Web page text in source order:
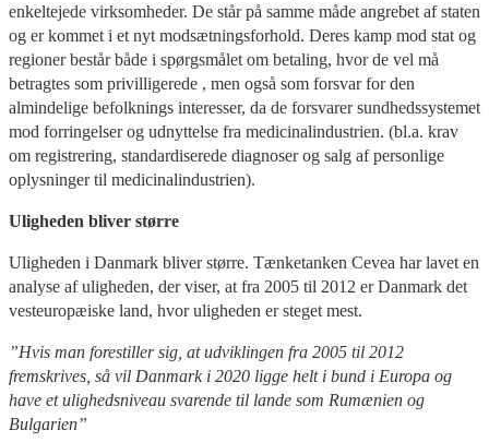
enkeltejede virksomheder. De står på samme måde angrebet af staten
og er kommet i et nyt modsætningsforhold. Deres kamp mod stat og
regioner består både i spørgsmålet om betaling, hvor de vel må
betragtes som privilligerede , men også som forsvar for den
almindelige befolknings interesser, da de forsvarer sundhedssystemet
mod forringelser og udnyttelse fra medicinalindustrien. (bl.a. krav
om registrering, standardiserede diagnoser og salg af personlige
oplysninger til medicinalindustrien).
Uligheden bliver større
Uligheden i Danmark bliver større. Tænketanken Cevea har lavet en
analyse af uligheden, der viser, at fra 2005 til 2012 er Danmark det
vesteuropæiske land, hvor uligheden er steget mest.
”Hvis man forestiller sig, at udviklingen fra 2005 til 2012
fremskrives, så vil Danmark i 2020 ligge helt i bund i Europa og
have et ulighedsniveau svarende til lande som Rumænien og
Bulgarien”